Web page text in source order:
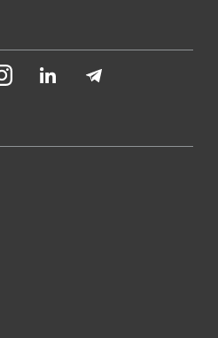
InstagramLinkedIn